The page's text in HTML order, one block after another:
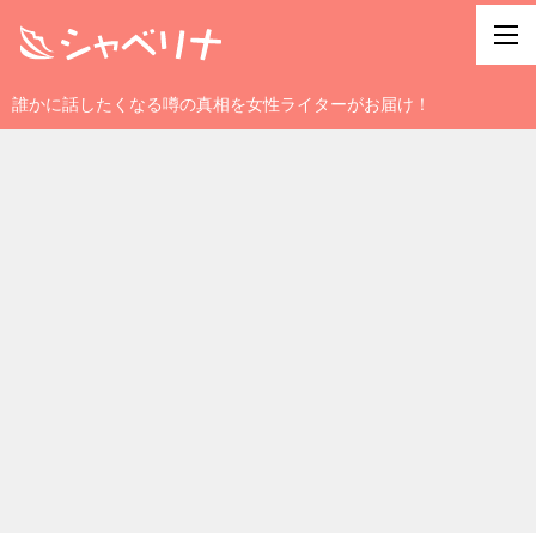
誰かに話したくなる噂の真相を女性ライターがお届け！